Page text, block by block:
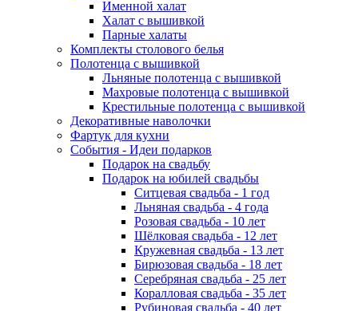
Именной халат
Халат с вышивкой
Парные халаты
Комплекты столового белья
Полотенца с вышивкой
Льняные полотенца с вышивкой
Махровые полотенца с вышивкой
Крестильные полотенца с вышивкой
Декоративные наволочки
Фартук для кухни
События - Идеи подарков
Подарок на свадьбу
Подарок на юбилей свадьбы
Ситцевая свадьба - 1 год
Льняная свадьба - 4 года
Розовая свадьба - 10 лет
Шёлковая свадьба - 12 лет
Кружевная свадьба - 13 лет
Бирюзовая свадьба - 18 лет
Серебряная свадьба - 25 лет
Коралловая свадьба - 35 лет
Рубиновая свадьба - 40 лет